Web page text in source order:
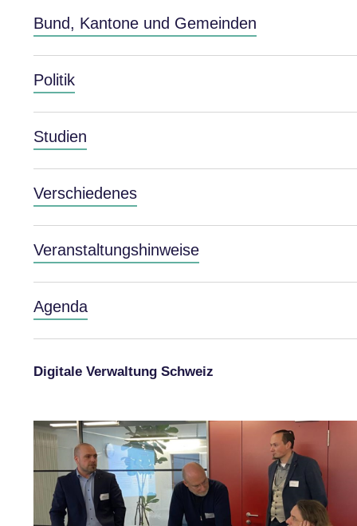
Bund, Kantone und Gemeinden
Politik
Studien
Verschiedenes
Veranstaltungshinweise
Agenda
Digitale Verwaltung Schweiz